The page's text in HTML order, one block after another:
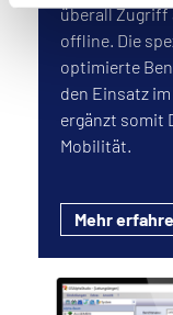
überall Zugriff
offline. Die
optimierte
den Einsatz
ergänzt somit
Mobilität.
Mehr